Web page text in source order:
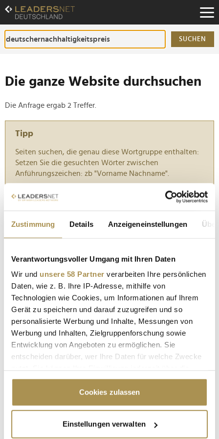
Zustimmung Details Anzeigeneinstellungen
Verantwortungsvoller Umgang mit Ihren Daten
Wir und unsere 58 Partner verarbeiten Ihre persönlichen
Daten, wie z. B. Ihre IP-Adresse, mithilfe von
Technologien wie Cookies, um Informationen auf Ihrem
Gerät zu speichern und darauf zuzugreifen und so
personalisierte Werbung und Inhalte, Messungen von
Werbung und Inhalten, Zielgruppenforschung sowie
Entwicklung von Angeboten zu ermöglichen. Sie
entscheiden darüber, wer Ihre Daten für welche Zwecke
Cookie-Erklärung oder durch Klicken auf das Privacy
Trigger Symbol ändern oder widerrufen
Informationen über Ihre geografische Lage
Cookies zulassen
Einstellungen verwalten
Zum
Inhalt
Zur
Fußzeilen-
Navigation
SUCHEN
Die ganze Website durchsuchen
Die Anfrage ergab 2 Treffer.
Tipp
Seiten suchen, die genau diese Wortgruppe enthalten:
Setzen Sie die gesuchten Wörter zwischen
Anführungszeichen: zb "Vorname Nachname".
in Düsseldorf vor 1.000 Gästen den ersten Deutschen
Nachhaltigkeitspreis Sport. Die Auszeichnung, initiiert von
Stefan Schulze-Hausmann und in Kooperation mit Partnern
wie dem Deutschen Olympischen Sportbund (DOSB), würdigt
ab 2023...
Deutscher Nachhaltigkeitspreis 2023: 100 Vorreiter
der Transformation in der deutschen Wirtschaft
Der Deutsche Nachhaltigkeitspreis hat kürzlich die Gewinner
seines diesjährigen Wettbewerbs bekannt gegeben, bei dem
erstmalig die "100 Vorreiter der Transformation in der
deutschen Wirtschaft" ausgezeichnet wurden. Dieser
nationale Nachhaltigkeitswettbewerb ist der bisher
umfangreichste seiner Art...